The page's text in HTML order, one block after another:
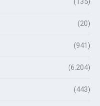
(20)
(941)
(6.204)
(443)